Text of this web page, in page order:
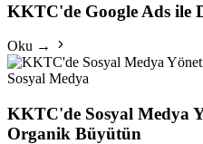
KKTC'de Google Ads ile
Oku →
Sosyal Medya
KKTC'de Sosyal Medya
Organik Büyütün